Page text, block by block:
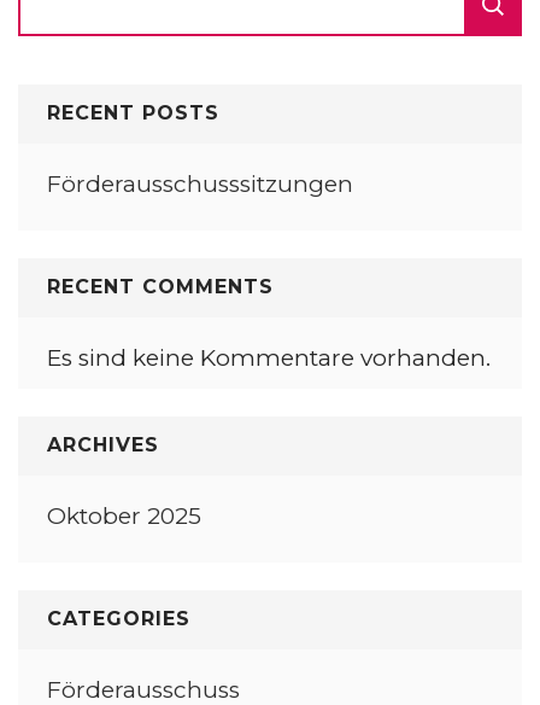
RECENT POSTS
Förderausschusssitzungen
RECENT COMMENTS
Es sind keine Kommentare vorhanden.
ARCHIVES
Oktober 2025
CATEGORIES
Förderausschuss